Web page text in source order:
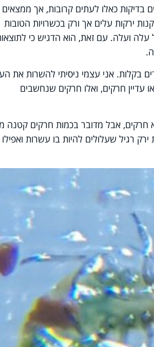
על כך שהוא מקיים בדיקות כאלו לעתים קרובות, אך
ירקות עלים אך ורק בכשרויות הטובות
עלה ועלה. עם זאת, הוא הדגיש כי
בקלות. אני עצמי ניסיתי להשרות את
חרקים, ואלו חרקים שנחשבים
חרקים, אבל מדובר בכמות חרקים קטנה
רגיל שעלולים להיות בו עשרות ואפילו